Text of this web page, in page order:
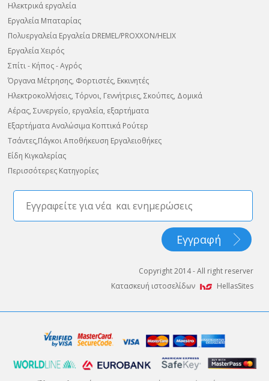
Ηλεκτρικά εργαλεία
Εργαλεία Μπαταρίας
Πολυεργαλεία Εργαλεία DREMEL/PROXXON/HELIX
Εργαλεία Χειρός
Σπίτι - Κήπος - Αγρός
Όργανα Μέτρησης, Φορτιστές, Εκκινητές
Ηλεκτροκολλήσεις, Τόρνοι, Γεννήτριες, Σκούπες, Δομικά
Αέρας, Συνεργείο, εργαλεία, εξαρτήματα
Εξαρτήματα Αναλώσιμα Κοπτικά Ρούτερ
Τσάντες,Πάγκοι Αποθήκευση Εργαλειοθήκες
Είδη Κιγκαλερίας
Περισσότερες Κατηγορίες
Copyright 2014 - All right reserver
Κατασκευή ιστοσελίδων
HellasSites